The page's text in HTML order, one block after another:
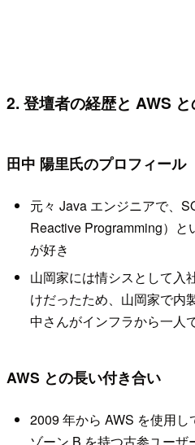
2. 登壇者の経歴と AWS
田中 陽里氏のプロフィール
元々 Java エンジニアで、
Reactive Programming）
が好き
山岡家には情シスとして入
けだったため、山岡家で内
中さんがインフラから一人
AWS との長い付き合い
2009 年から AWS を使用